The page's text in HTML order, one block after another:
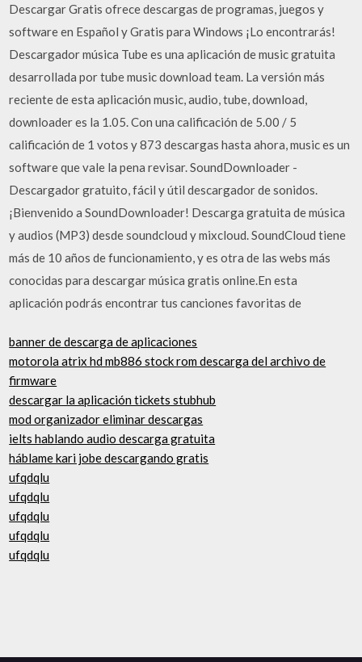
Descargar Gratis ofrece descargas de programas, juegos y
software en Español y Gratis para Windows ¡Lo encontrarás!
Descargador música Tube es una aplicación de music gratuita
desarrollada por tube music download team. La versión más
reciente de esta aplicación music, audio, tube, download,
downloader es la 1.05. Con una calificación de 5.00 / 5
calificación de 1 votos y 873 descargas hasta ahora, music es un
software que vale la pena revisar. SoundDownloader -
Descargador gratuito, fácil y útil descargador de sonidos.
¡Bienvenido a SoundDownloader! Descarga gratuita de música
y audios (MP3) desde soundcloud y mixcloud. SoundCloud tiene
más de 10 años de funcionamiento, y es otra de las webs más
conocidas para descargar música gratis online.En esta
aplicación podrás encontrar tus canciones favoritas de
banner de descarga de aplicaciones
motorola atrix hd mb886 stock rom descarga del archivo de
firmware
descargar la aplicación tickets stubhub
mod organizador eliminar descargas
ielts hablando audio descarga gratuita
háblame kari jobe descargando gratis
ufqdqlu
ufqdqlu
ufqdqlu
ufqdqlu
ufqdqlu